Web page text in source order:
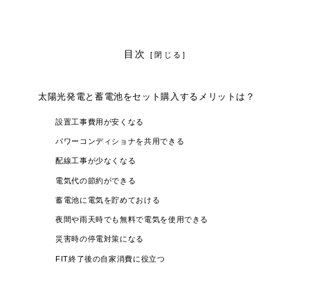
目次
太陽光発電と蓄電池をセット購入するメリットは？
設置工事費用が安くなる
パワーコンディショナを共用できる
配線工事が少なくなる
電気代の節約ができる
蓄電池に電気を貯めておける
夜間や雨天時でも無料で電気を使用できる
災害時の停電対策になる
FIT終了後の自家消費に役立つ